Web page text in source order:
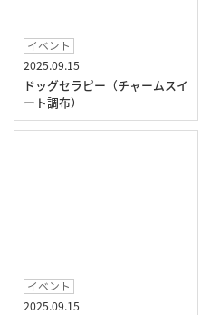
イベント
2025.09.15
ドッグセラピー（チャームスイ
ート調布）
イベント
2025.09.15